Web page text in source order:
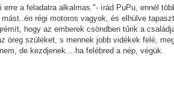
erre a feladatra alkalmas."- írád PuPu, ennél
régi motoros vagyok, és elhülve
hogy az emberek csöndben tűrik a
öreg szüléket, s mennek jobb vidékek felé,
de kezdjenek....ha felébred a nép, végük.